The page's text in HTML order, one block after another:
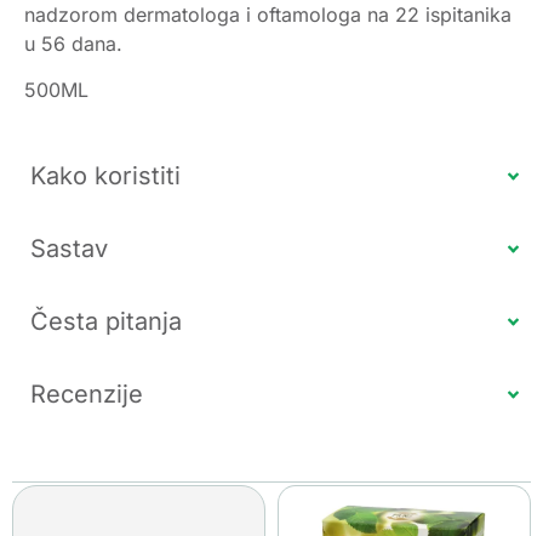
nadzorom dermatologa i oftamologa na 22 ispitanika
u 56 dana.
500ML
Kako koristiti
Sastav
Česta pitanja
Recenzije